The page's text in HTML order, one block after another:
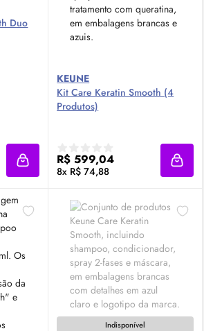
Duo
Adicionar à sacola
KEUNE
Kit Care Keratin Smooth (4
Produtos)
R$ 599,04
8x R$ 74,88
Indisponível